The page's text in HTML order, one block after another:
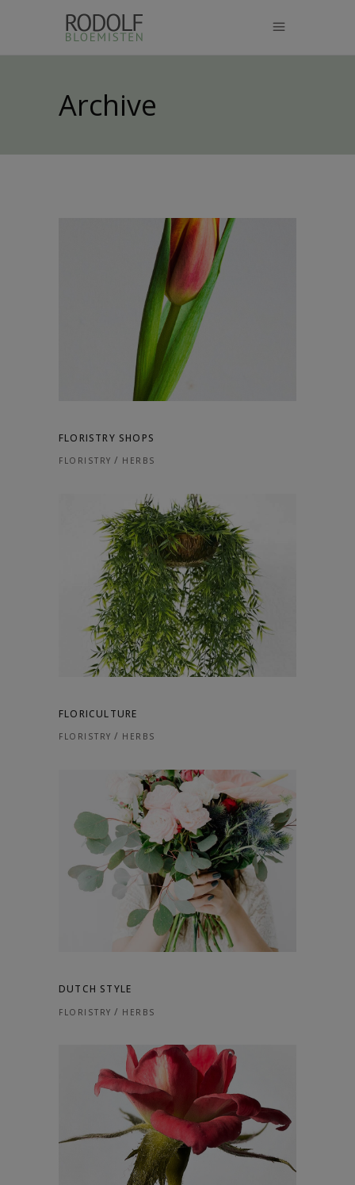
Archive
FLORISTRY SHOPS
FLORISTRY HERBS
FLORICULTURE
FLORISTRY HERBS
DUTCH STYLE
FLORISTRY HERBS